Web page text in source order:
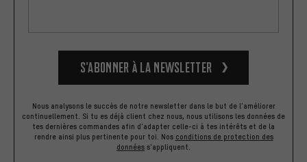
S’abonner à la newsletter
Nous analysons le succès de notre newsletter dans le but de l'améliorer
continuellement. Si tu es déjà client chez nous, nous utilisons les données de
tes dernières commandes afin d'adapter celle-ci à tes intérêts et de la
rendre ainsi plus pertinente pour toi. Nos conditions de protection des
données s'appliquent.